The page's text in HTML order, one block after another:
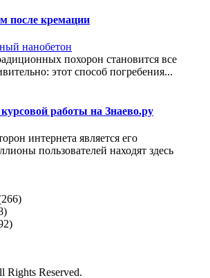
после кремации
похорон становится все
этот способ погребения...
работы на Знаево.ру
интернета является его
пользователей находят здесь
Reserved.